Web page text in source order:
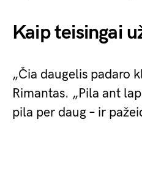
Kaip teisingai
„Čia daugelis padaro
Rimantas. „Pila ant
pila per daug – ir